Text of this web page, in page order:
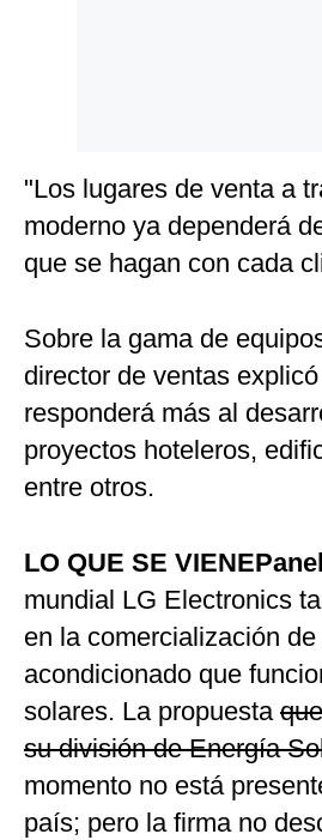
"Los lugares de venta a
moderno ya dependerá
que se hagan con cada
Sobre la gama de
director de ventas
responderá más al
proyectos hoteleros,
entre otros.
LO QUE SE VIENE
mundial LG Electronics
en la comercialización
acondicionado que
solares. La propuesta
su división de Energía
momento no está
país; pero la firma no